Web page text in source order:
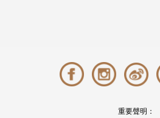
重要聲明：